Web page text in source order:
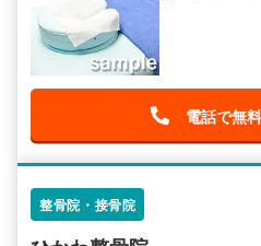
電話で無
整骨院・接骨院